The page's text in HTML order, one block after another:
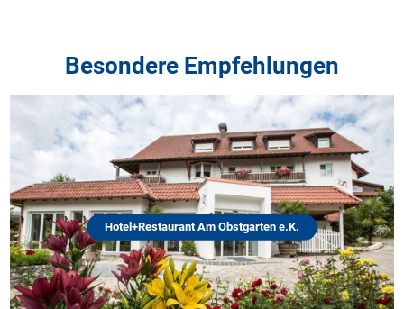
Besondere Empfehlungen
Hotel+Restaurant Am Obstgarten e.K.